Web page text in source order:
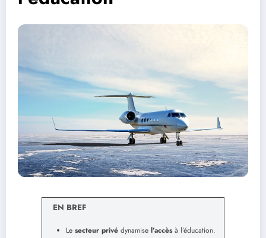
EN BREF
Le secteur privé dynamise l’accèsà l’éducation.